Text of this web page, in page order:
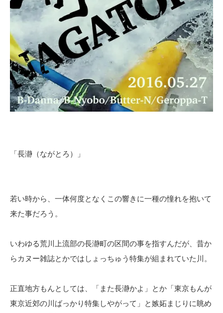
「長瀞（ながとろ）」
若い時から、一体何度となくこの響きに一種の憧れを抱いて
来た事だろう。
いわゆる荒川上流部の長瀞町の区間の事を指すんだが、昔か
らカヌー雑誌とかではしょっちゅう特集が組まれていた川。
正直地方もんとしては、「また長瀞かよ」とか「東京もんが
東京近郊の川ばっかり特集しやがって」と嫉妬まじりに眺め